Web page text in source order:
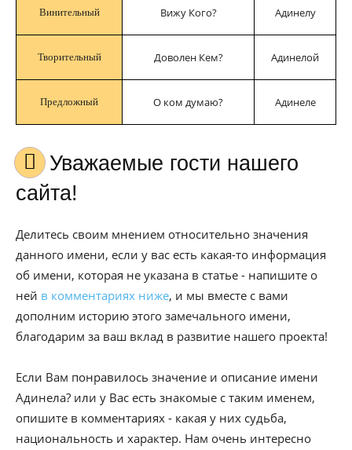
Винительный Вижу Кого? Адинелу
Творительный Доволен Кем? Адинелой
Предложный О ком думаю? Адинеле
Уважаемые гости нашего
сайта!
Делитесь своим мнением относительно значения
данного имени, если у вас есть какая-то информация
об имени, которая не указана в статье - напишите о
ней в комментариях ниже, и мы вместе с вами
дополним историю этого замечального имени,
благодарим за ваш вклад в развитие нашего проекта!
Если Вам понравилось значение и описание имени
Адинела? или у Вас есть знакомые с таким именем,
опишите в комментариях - какая у них судьба,
национальность и характер. Нам очень интересно